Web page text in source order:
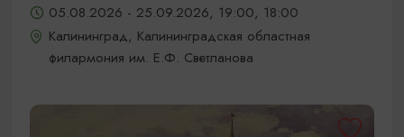
05.08.2026 - 25.09.2026, 19:00, 18:00
Калининград, Калининградская областная
филармония им. Е.Ф. Светланова